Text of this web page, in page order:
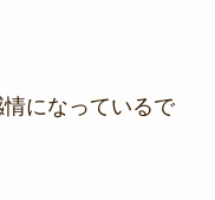
になっているで